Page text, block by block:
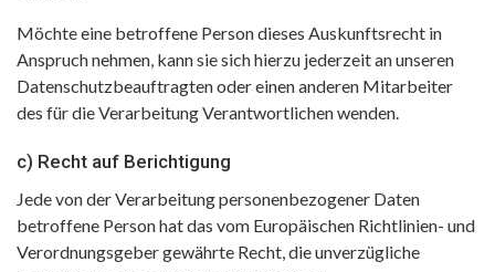
Möchte eine betroffene Person dieses Auskunftsrecht in
Anspruch nehmen, kann sie sich hierzu jederzeit an unseren
Datenschutzbeauftragten oder einen anderen Mitarbeiter
des für die Verarbeitung Verantwortlichen wenden.
c) Recht auf Berichtigung
Jede von der Verarbeitung personenbezogener Daten
betroffene Person hat das vom Europäischen Richtlinien- und
Verordnungsgeber gewährte Recht, die unverzügliche